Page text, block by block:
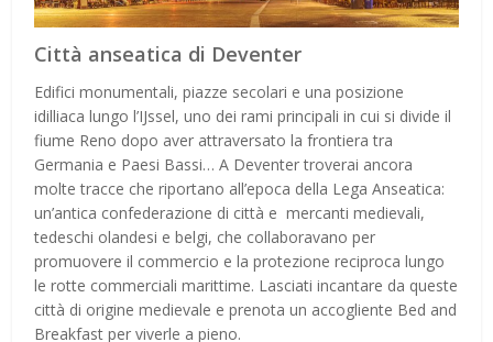
Città anseatica di Deventer
Edifici monumentali, piazze secolari e una posizione
idilliaca lungo l’IJssel, uno dei rami principali in cui si divide il
fiume Reno dopo aver attraversato la frontiera tra
Germania e Paesi Bassi… A Deventer troverai ancora
molte tracce che riportano all’epoca della Lega Anseatica:
un’antica confederazione di città e mercanti medievali,
tedeschi olandesi e belgi, che collaboravano per
promuovere il commercio e la protezione reciproca lungo
le rotte commerciali marittime. Lasciati incantare da queste
città di origine medievale e prenota un accogliente Bed and
Breakfast per viverle a pieno.